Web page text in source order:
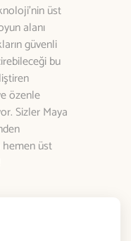
üst
alanı
güvenli
bu
özenle
Sizler Maya
hemen üst